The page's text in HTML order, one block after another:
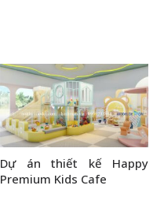
Dự án thiết kế Happy
Premium Kids Cafe